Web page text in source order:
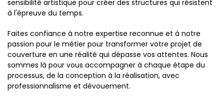
sensibilité artistique pour créer des structures qui résistent
à l'épreuve du temps.
Faites confiance à notre expertise reconnue et à notre
passion pour le métier pour transformer votre projet de
couverture en une réalité qui dépasse vos attentes. Nous
sommes là pour vous accompagner à chaque étape du
processus, de la conception à la réalisation, avec
professionnalisme et dévouement.